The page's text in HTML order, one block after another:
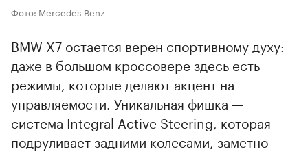
Фото: Mercedes‑Benz
BMW X7 остается верен спортивному духу:
даже в большом кроссовере здесь есть
режимы, которые делают акцент на
управляемости. Уникальная фишка —
система Integral Active Steering, которая
подруливает задними колесами, заметно